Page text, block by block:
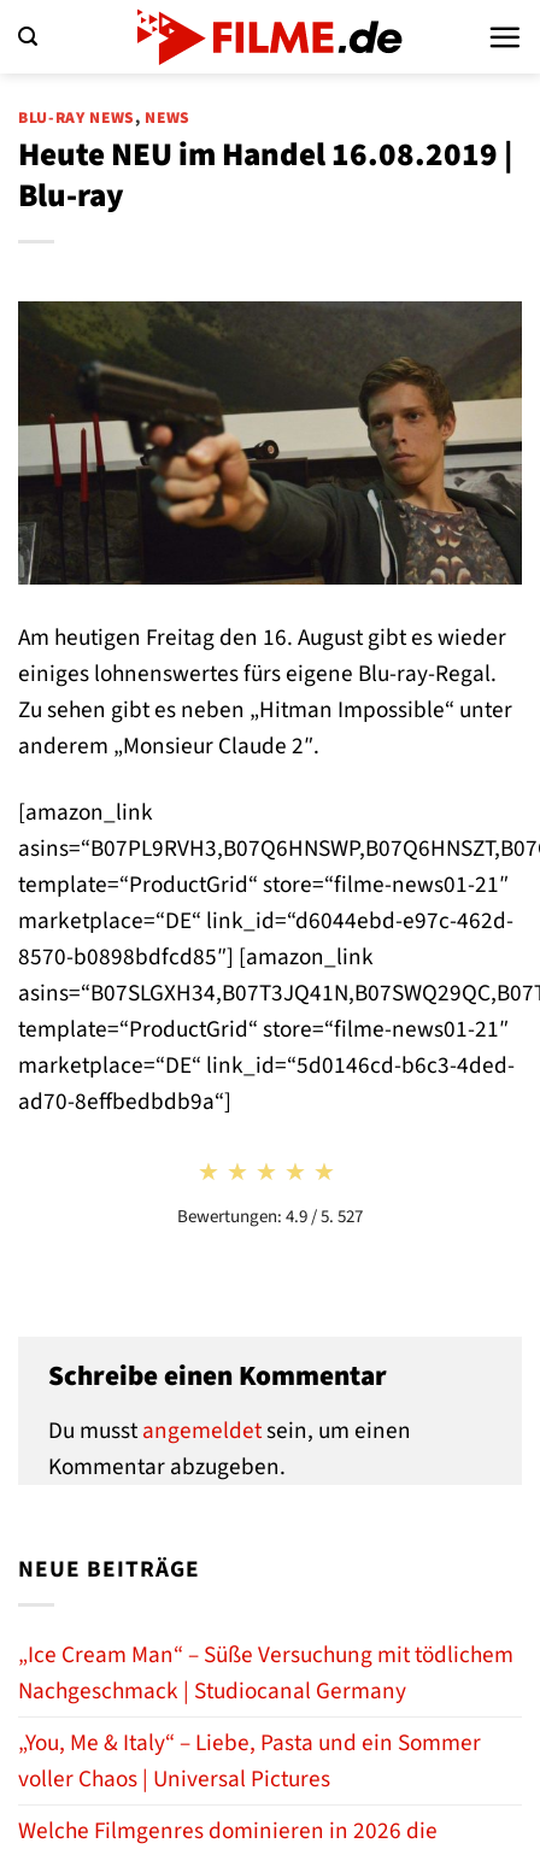
Inhalt
BLU-RAY NEWS, NEWS
Heute NEU im Handel 16.08.2019 |
Blu-ray
Am heutigen Freitag den 16. August gibt es wieder
einiges lohnenswertes fürs eigene Blu-ray-Regal.
Zu sehen gibt es neben „Hitman Impossible“ unter
anderem „Monsieur Claude 2″.
[amazon_link
template=“ProductGrid“ store=“filme-news01-21″
marketplace=“DE“ link_id=“d6044ebd-e97c-462d-
8570-b0898bdfcd85″] [amazon_link
template=“ProductGrid“ store=“filme-news01-21″
marketplace=“DE“ link_id=“5d0146cd-b6c3-4ded-
ad70-8effbedbdb9a“]
★★★★★
★★★★★
Bewertungen: 4.9 / 5. 527
Schreibe einen Kommentar
Du musstangemeldetsein, um einen
Kommentar abzugeben.
NEUE BEITRÄGE
„Ice Cream Man“ – Süße Versuchung mit tödlichem
Nachgeschmack | Studiocanal Germany
„You, Me & Italy“ – Liebe, Pasta und ein Sommer
voller Chaos | Universal Pictures
Welche Filmgenres dominieren in 2026 die